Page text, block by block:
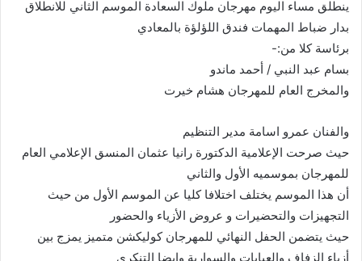
ينطلق مساء اليوم مهرجان ملوك السعادة الموسم الثاني للانطلاق
بدار ضباط المهمات فندق اللؤلؤة بالمعادي
برئاسة كلا من:-
بسام عبد النبي / أحمد ماندو
والمخرج العام للمهرجان هشام خيرت
والفنان عمرو اسامة مدير التنظيم
حيث صرحت الإعلامية الدكتورة رانيا عثمان المنسق الإعلامي العام
للمهرجان بموسميه الأول والثاني
أن هذا الموسم يختلف اختلافا كليا عن الموسم الأول من حيث
التجهيزات والتحضيرات و عروض الأزياء والحضور
حيث يتضمن الحفل النهائي للمهرجان كوليكشن متميز يمزج بين
أزياء الزفاف والعبايات والسوارية وايضا التنكري